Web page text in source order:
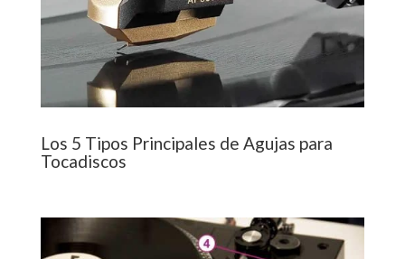
Los 5 Tipos Principales de Agujas para
Tocadiscos